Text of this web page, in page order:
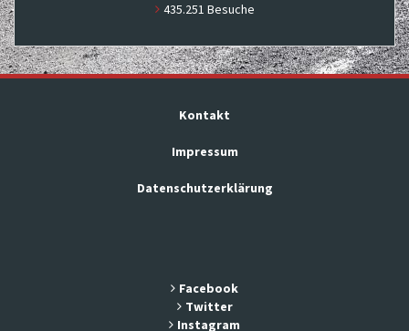
435.251 Besuche
Kontakt
Impressum
Datenschutzerklärung
Facebook
Twitter
Instagram